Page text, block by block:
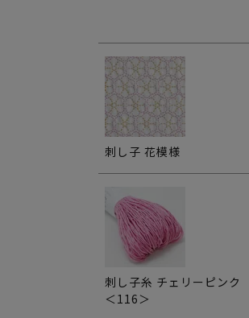
刺し子 花模様
刺し子糸 チェリーピンク
＜116＞